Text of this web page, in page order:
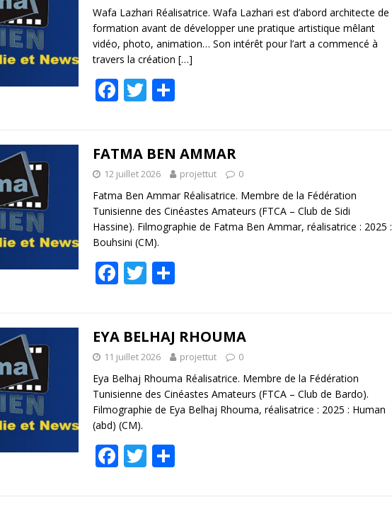
o
k
Wafa Lazhari Réalisatrice. Wafa Lazhari est d’abord architecte de
formation avant de développer une pratique artistique mêlant
vidéo, photo, animation… Son intérêt pour l’art a commencé à
travers la création […]
F
b
o
o
k
T
er g
er
FATMA BEN AMMAR
12 juillet 2026 projettut 0
Fatma Ben Ammar Réalisatrice. Membre de la Fédération
Tunisienne des Cinéastes Amateurs (FTCA – Club de Sidi
Hassine). Filmographie de Fatma Ben Ammar, réalisatrice : 2025 :
Bouhsini (CM).
F
b
o
o
k
T
er g
er
EYA BELHAJ RHOUMA
11 juillet 2026 projettut 0
Eya Belhaj Rhouma Réalisatrice. Membre de la Fédération
Tunisienne des Cinéastes Amateurs (FTCA – Club de Bardo).
Filmographie de Eya Belhaj Rhouma, réalisatrice : 2025 : Human
(abd) (CM).
F T